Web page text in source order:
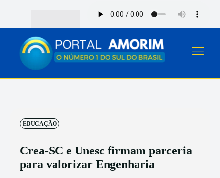
EDUCAÇÃO
Crea-SC e Unesc firmam parceria
para valorizar Engenharia